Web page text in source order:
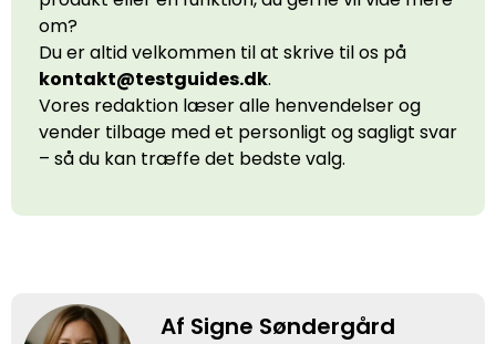
om?
Du er altid velkommen til at skrive til os på
kontakt@testguides.dk.
Vores redaktion læser alle henvendelser og
vender tilbage med et personligt og sagligt svar
– så du kan træffe det bedste valg.
Af Signe Søndergård